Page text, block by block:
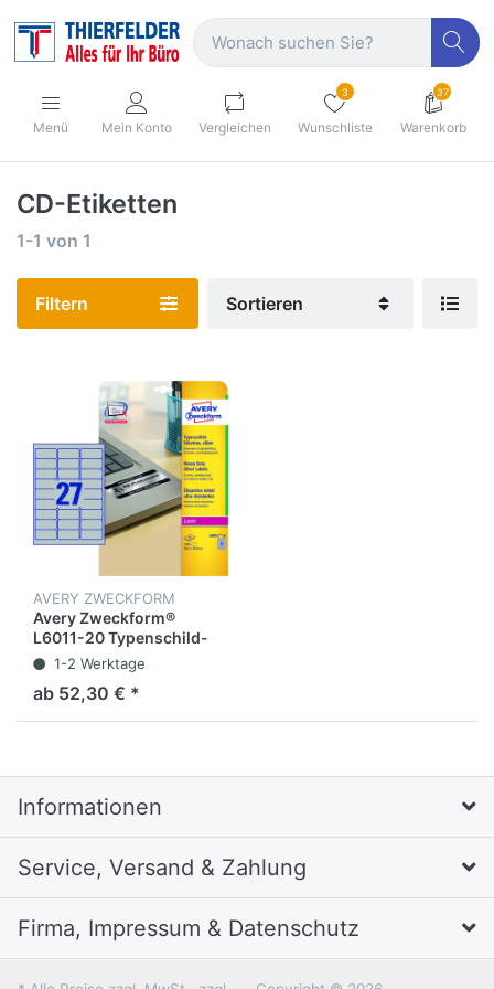
Menü Mein Konto Vergleichen
3
Wunschliste
37
Warenkorb
CD-Etiketten
1-1 von 1
Filtern Sortieren
AVERY ZWECKFORM
Avery Zweckform®
L6011-20 Typenschild-
Etiketten - A4, 540 Stück,
63,5 x 29,6 mm,
1-2 Werktage
ab 52,30 € *
Informationen
Service, Versand & Zahlung
Firma, Impressum & Datenschutz